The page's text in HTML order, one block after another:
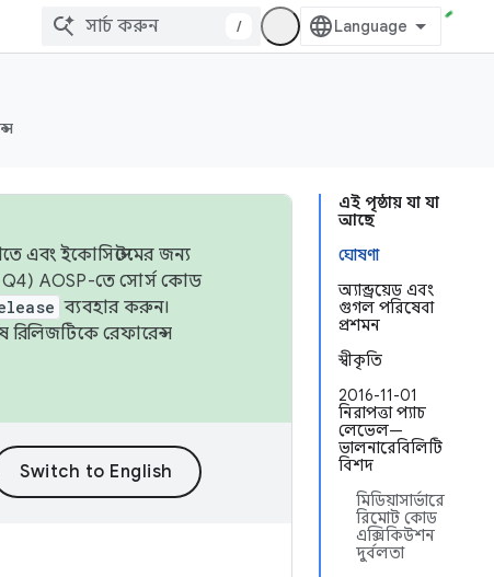
/
এই পৃষ্ঠায় যা যা
আছে
ঘোষণা
অ্যান্ড্রয়েড এবং
গুগল পরিষেবা
প্রশমন
স্বীকৃতি
2016-11-01
নিরাপত্তা প্যাচ
লেভেল—
ভালনারেবিলিটি
বিশদ
মিডিয়াসার্ভারে
রিমোট কোড
এক্সিকিউশন
দুর্বলতা
এবং ইকোসিস্টেমের জন্য
Q4) AOSP-তে সোর্স কোড
ব্যবহার করুন।
রিলিজটিকে রেফারেন্স